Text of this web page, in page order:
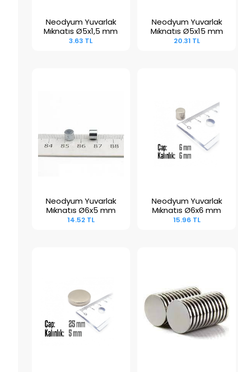
Sepete Ekle
Neodyum Yuvarlak
Mıknatıs Ø5x1,5 mm
3.63 TL
Sepete Ekle
Neodyum Yuvarlak
Mıknatıs Ø5x15 mm
20.31 TL
Sepete Ekle
Neodyum Yuvarlak
Mıknatıs Ø6x5 mm
14.52 TL
Sepete Ekle
Neodyum Yuvarlak
Mıknatıs Ø6x6 mm
15.96 TL